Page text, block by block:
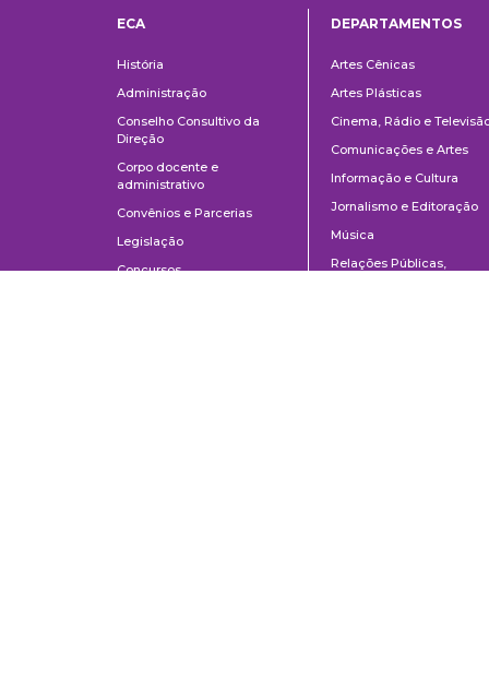
ECA
História
Administração
Conselho Consultivo da
Direção
Corpo docente e
administrativo
Convênios e Parcerias
Legislação
Concursos
DEPARTAMENTOS
Artes Cênicas
Artes Plásticas
Cinema, Rádio e
Comunicações e Artes
Informação e Cultura
Jornalismo e Editoração
Música
Relações Públicas,